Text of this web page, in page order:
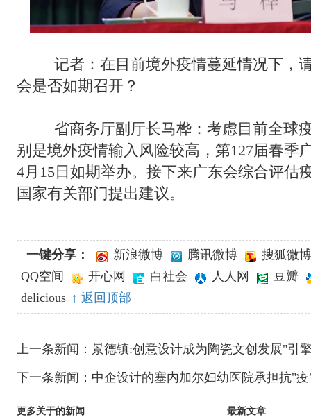
记者：在目前境外疫情蔓延情况下，请
会是否如期召开？
省商务厅副厅长马桦：考虑目前全球疫
别是境外疫情输入风险较高，第127届春季
4月15日如期举办。接下来广东会综合评估
国家有关部门提出建议。
一键分享： 新浪微博 腾讯微博
搜狐微博
QQ空间
开心网 白社会 人人网
豆瓣
delicious ↑ 返回顶部
上一条新闻： 景德镇:创意设计成为陶瓷文创发展"引
下一条新闻： 中企设计的塞内加尔妇幼医院承担抗"
更多关于的新闻 最新文章